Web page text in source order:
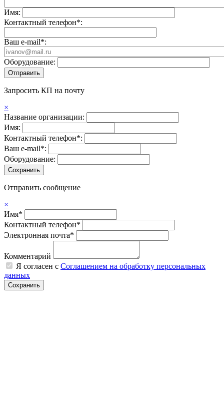
Имя:
Контактный телефон*:
Ваш e-mail*:
Оборудование:
Запросить КП на почту
×
Название организации:
Имя:
Контактный телефон*:
Ваш e-mail*:
Оборудование:
Отправить сообщение
×
Имя*
Контактный телефон*
Электронная почта*
Комментарий
Я согласен с Соглашением на обработку персональных
данных